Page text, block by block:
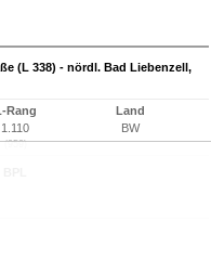
(L 338) - nördl. Bad Liebenzell,
Rang
1.110
(959)
Land
BW